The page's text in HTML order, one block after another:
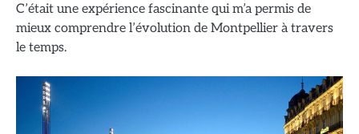
C’était une expérience fascinante qui m’a permis de
mieux comprendre l’évolution de Montpellier à travers
le temps.